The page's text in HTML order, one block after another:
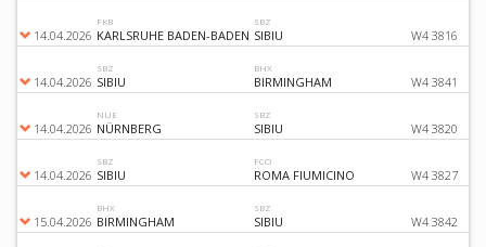
14.04.2026
FKB
KARLSRUHE BADEN-BADEN
SBZ
SIBIU W4 3816
14.04.2026
SBZ
SIBIU
BHX
BIRMINGHAM W4 3841
14.04.2026
NUE
NÜRNBERG
SBZ
SIBIU W4 3820
14.04.2026
SBZ
SIBIU
FCO
ROMA FIUMICINO W4 3827
15.04.2026
BHX
BIRMINGHAM
SBZ
SIBIU W4 3842